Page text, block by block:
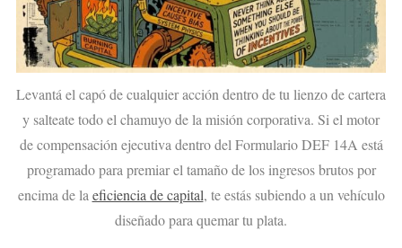
Levantá el capó de cualquier acción dentro de tu lienzo de cartera
y salteate todo el chamuyo de la misión corporativa. Si el motor
de compensación ejecutiva dentro del Formulario DEF 14A está
programado para premiar el tamaño de los ingresos brutos por
encima de laeficiencia de capital, te estás subiendo a un vehículo
diseñado para quemar tu plata.